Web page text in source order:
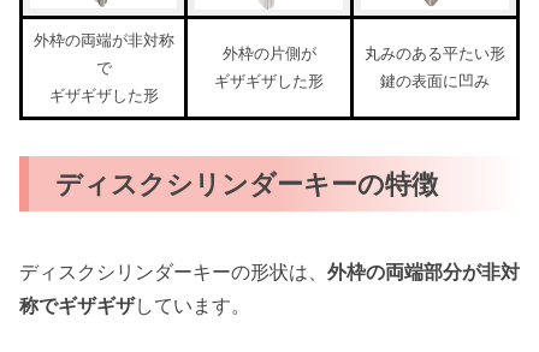
外枠の両端が非対称
で
ギザギザした形
外枠の片側が
ギザギザした形
丸みのある平たい形
鍵の表面に凹み
ディスクシリンダーキーの特徴
ディスクシリンダーキーの形状は、 外枠の両端部分が非対
称でギザギザしています。